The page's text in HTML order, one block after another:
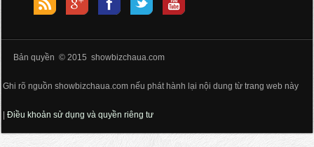
Bản quyền © 2015 showbizchaua.com
Ghi rõ nguồn showbizchaua.com nếu phát hành lại nội dung từ trang web này
|Điều khoản sử dụng và quyền riêng tư